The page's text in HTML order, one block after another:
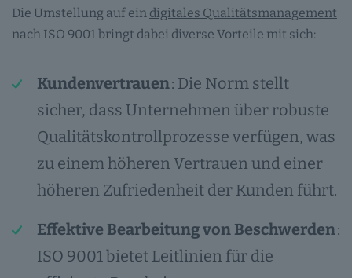
Die Umstellung auf ein digitales Qualitätsmanagement
nach ISO 9001 bringt dabei diverse Vorteile mit sich:
Kundenvertrauen: Die Norm stellt
sicher, dass Unternehmen über robuste
Qualitätskontrollprozesse verfügen, was
zu einem höheren Vertrauen und einer
höheren Zufriedenheit der Kunden führt.
Effektive Bearbeitung von Beschwerden:
ISO 9001 bietet Leitlinien für die